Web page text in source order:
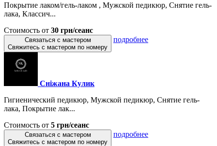
Покрытие лаком/гель-лаком , Мужской педикюр, Снятие гель-
лака, Классич...
Стоимость от 30 грн/сеанс
Связаться с мастером
Свяжитесь с мастером по номеру
подробнее
Сніжана Кулик
Гигиенический педикюр, Мужской педикюр, Снятие гель-
лака, Покрытие лак...
Стоимость от 5 грн/сеанс
Связаться с мастером
Свяжитесь с мастером по номеру
подробнее